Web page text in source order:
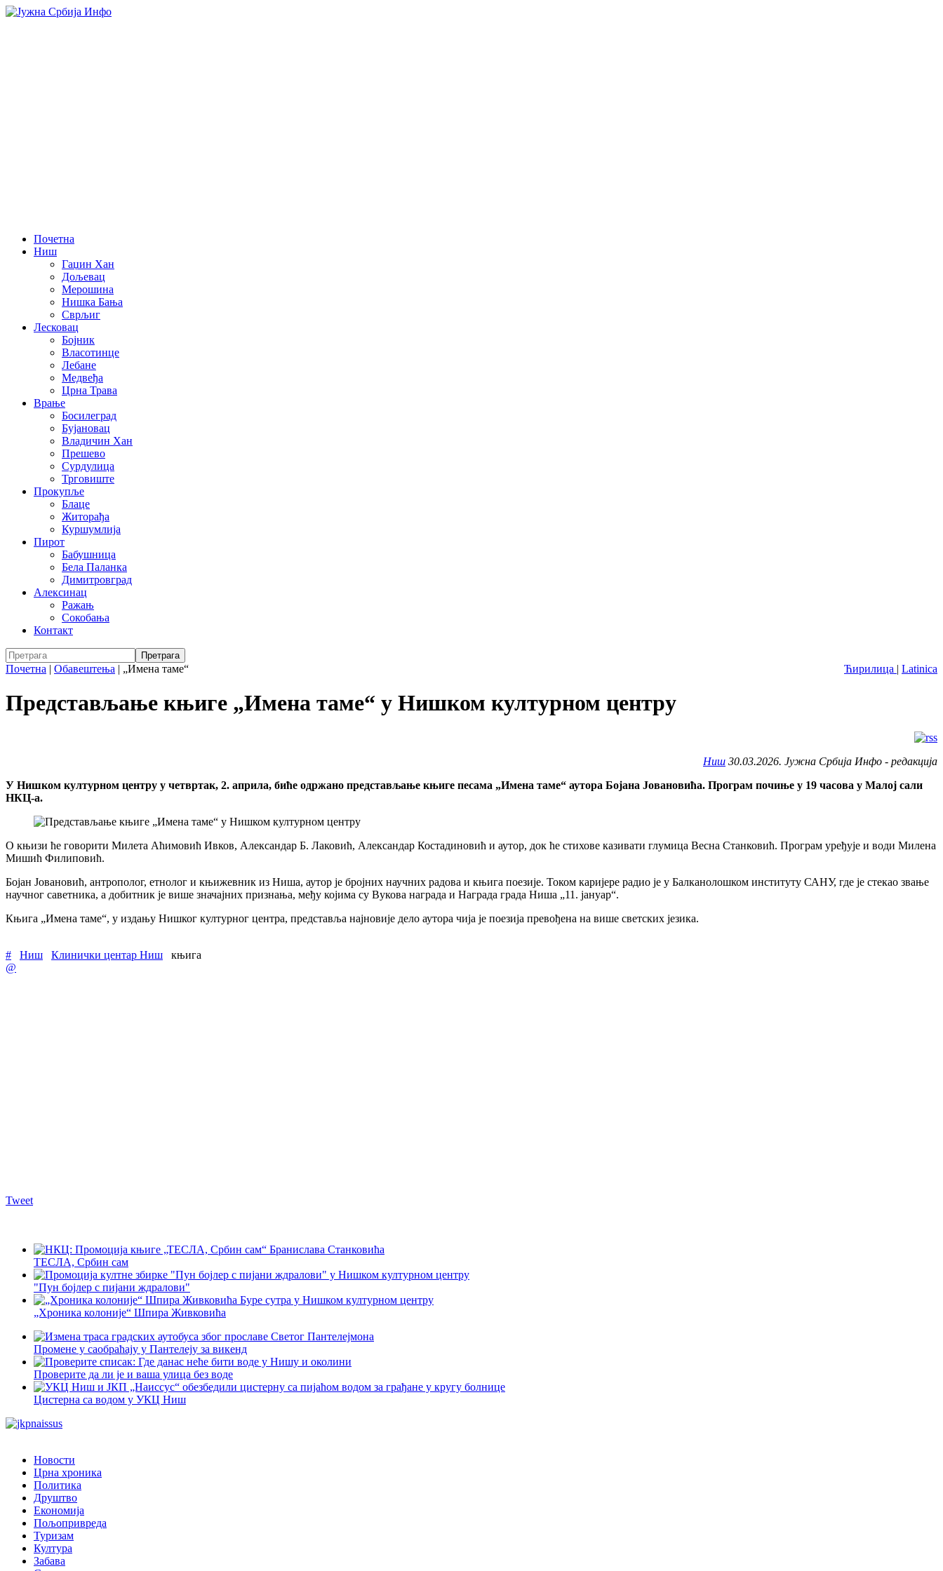
Почетна
Ниш
Гаџин Хан
Дољевац
Мерошина
Нишка Бања
Сврљиг
Лесковац
Бојник
Власотинце
Лебане
Медвеђа
Црна Трава
Врање
Босилеград
Бујановац
Владичин Хан
Прешево
Сурдулица
Трговиште
Прокупље
Блаце
Житорађа
Куршумлија
Пирот
Бабушница
Бела Паланка
Димитровград
Алексинац
Ражањ
Сокобања
Контакт
Ћирилица | Latinica
Почетна | Обавештења | „Имена таме“
Представљање књиге „Имена таме“ у Нишком културном центру
Ниш 30.03.2026. Јужна Србија Инфо - редакција
У Нишком културном центру у четвртак, 2. априла, биће одржано представљање књиге песама „Имена таме“ аутора Бојана Јовановића. Програм почиње у 19 часова у Малој сали
НКЦ-а.
О књизи ће говорити Милета Аћимовић Ивков, Александар Б. Лаковић, Александар Костадиновић и аутор, док ће стихове казивати глумица Весна Станковић. Програм уређује и води Милена
Мишић Филиповић.
Бојан Јовановић, антрополог, етнолог и књижевник из Ниша, аутор је бројних научних радова и књига поезије. Током каријере радио је у Балканолошком институту САНУ, где је стекао звање
научног саветника, а добитник је више значајних признања, међу којима су Вукова награда и Награда града Ниша „11. јануар“.
Књига „Имена таме“, у издању Нишког културног центра, представља најновије дело аутора чија је поезија превођена на више светских језика.
# Ниш Клинички центар Ниш
књига
@
Tweet
ТЕСЛА, Србин сам
"Пун бојлер с пијани ждралови"
„Хроника колоније“ Шпира Живковића
Промене у саобраћају у Пантелеју за викенд
Проверите да ли је и ваша улица без воде
Цистерна са водом у УКЦ Ниш
Новости
Црна хроника
Политика
Друштво
Економија
Пољопривреда
Туризам
Култура
Забава